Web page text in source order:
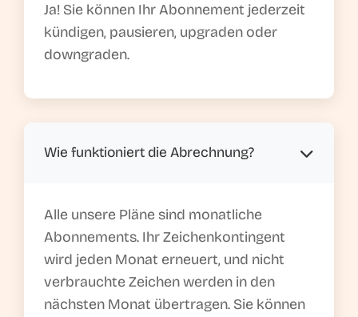
Ja! Sie können Ihr Abonnement jederzeit
kündigen, pausieren, upgraden oder
downgraden.
Wie funktioniert die Abrechnung?
Alle unsere Pläne sind monatliche
Abonnements. Ihr Zeichenkontingent
wird jeden Monat erneuert, und nicht
verbrauchte Zeichen werden in den
nächsten Monat übertragen. Sie können